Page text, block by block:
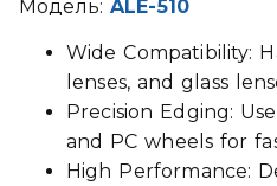
Модель: ALE-510
Wide Compatibility:
lenses, and glass
Precision Edging:
and PC wheels for
High Performance: